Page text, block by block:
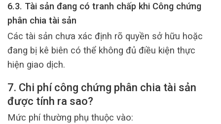
6.3. Tài sản đang có tranh chấp khi Công chứng
phân chia tài sản
Các tài sản chưa xác định rõ quyền sở hữu hoặc
đang bị kê biên có thể không đủ điều kiện thực
hiện giao dịch.
7. Chi phí công chứng phân chia tài sản
được tính ra sao?
Mức phí thường phụ thuộc vào: